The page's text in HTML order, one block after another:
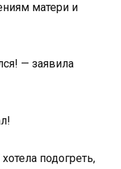
матери и
— заявила
подогреть,